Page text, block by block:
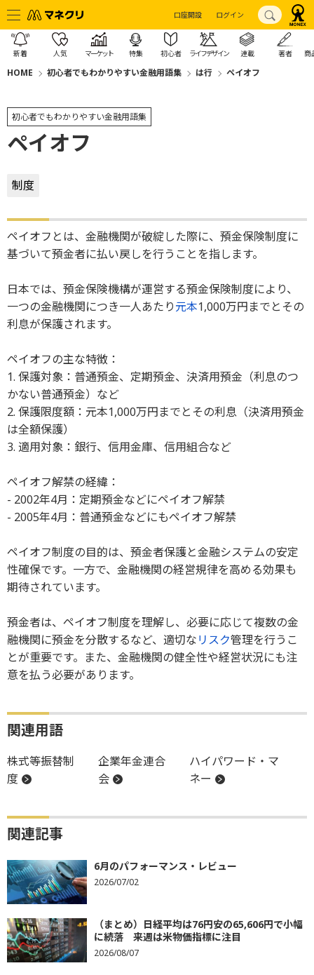
口座開設 ログイン
新着 人気 マーケット 特集 初心者 ライフデザイン 連載 著者 商
HOME 初心者でもわかりやすい金融用語集 は行 ペイオフ
初心者でもわかりやすい金融用語集
ペイオフ
制度
ペイオフとは、金融機関が破綻した際に、預金保険制度に
基づいて預金者に払い戻しを行うことを指します。
日本では、預金保険機構が運営する預金保険制度により、
一つの金融機関につき一人あたり元本1,000万円までとその
利息が保護されます。
ペイオフの主な特徴：
1. 保護対象：普通預金、定期預金、決済用預金（利息のつ
かない普通預金）など
2. 保護限度額：元本1,000万円までとその利息（決済用預金
は全額保護）
3. 適用対象：銀行、信用金庫、信用組合など
ペイオフ解禁の経緯：
- 2002年4月：定期預金などにペイオフ解禁
- 2005年4月：普通預金などにもペイオフ解禁
ペイオフ制度の目的は、預金者保護と金融システムの安定
性確保です。一方で、金融機関の経営規律を高める効果も
期待されています。
預金者は、ペイオフ制度を理解し、必要に応じて複数の金
融機関に預金を分散するなど、適切なリスク管理を行うこ
とが重要です。また、金融機関の健全性や経営状況にも注
意を払う必要があります。
関連用語
株式等振替制
度
企業年金連合
会
ハイパワード・マ
ネー
関連記事
6月のパフォーマンス・レビュー
2026/07/02
（まとめ）日経平均は76円安の65,606円で小幅
に続落 来週は米物価指標に注目
2026/08/07